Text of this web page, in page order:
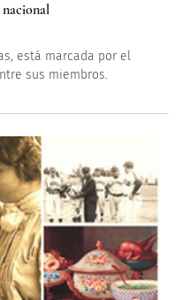
está marcada por el
sus miembros.